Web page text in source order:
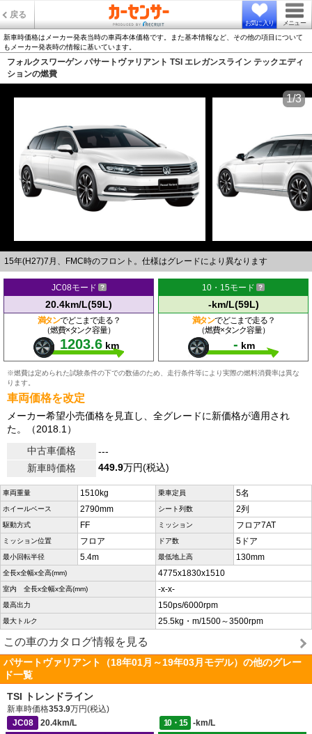
戻る
お気に入り メニュー
新車時価格はメーカー発表当時の車両本体価格です。また基本情報など、その他の項目について
もメーカー発表時の情報に基いています。
フォルクスワーゲン パサートヴァリアント TSI エレガンスライン テックエディ
ションの燃費
15年(H27)7月、FMC時のフロント。仕様はグレードにより異なります
1/3
JC08モード
20.4km/L(59L)
満タンでどこまで走る？
（燃費×タンク容量）
1203.6 km
10・15モード
-km/L(59L)
満タンでどこまで走る？
（燃費×タンク容量）
- km
※燃費は定められた試験条件の下での数値のため、走行条件等により実際の燃料消費率は異な
ります。
車両価格を改定
メーカー希望小売価格を見直し、全グレードに新価格が適用され
た。（2018.1）
中古車価格
---
新車時価格
449.9万円(税込)
車両重量 1510kg 乗車定員 5名
ホイールベース 2790mm シート列数 2列
駆動方式 FF ミッション フロア7AT
ミッション位置 フロア ドア数 5ドア
最小回転半径 5.4m 最低地上高 130mm
全長x全幅x全高(mm) 4775x1830x1510
室内 全長x全幅x全高(mm) -x-x-
最高出力 150ps/6000rpm
最大トルク 25.5kg・m/1500～3500rpm
この車のカタログ情報を見る
パサートヴァリアント（18年01月～19年03月モデル）の他のグレー
ド一覧
TSI トレンドライン
新車時価格353.9万円(税込)
JC08
20.4km/L 10・15
-km/L